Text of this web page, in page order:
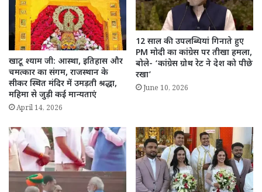
खाटू श्याम जी: आस्था, इतिहास और
चमत्कार का संगम, राजस्थान के
सीकर स्थित मंदिर में उमड़ती श्रद्धा,
महिमा से जुड़ी कई मान्यताएं
April 14, 2026
12 साल की उपलब्धियां गिनाते हुए
PM मोदी का कांग्रेस पर तीखा हमला,
बोले- ‘कांग्रेस ग्रोथ रेट ने देश को पीछे
रखा’
June 10, 2026